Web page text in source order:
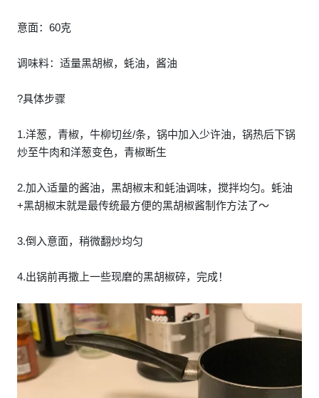
意面：60克
调味料：适量黑胡椒，蚝油，酱油
?具体步骤
1.洋葱，青椒，牛柳切丝/条，锅中加入少许油，锅热后下锅
炒至牛肉和洋葱变色，青椒断生
2.加入适量的酱油，黑胡椒末和蚝油调味，搅拌均匀。蚝油
+黑胡椒末就是最传统最方便的黑胡椒酱制作方法了～
3.倒入意面，稍微翻炒均匀
4.出锅前再撒上一些现磨的黑胡椒碎，完成！